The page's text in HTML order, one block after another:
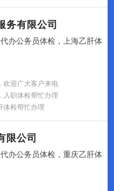
务有限公司
办公务员体检，上海乙肝体
欢迎广大客户来电
入职体检帮忙办理
体检帮忙办理
限公司
办公务员体检，重庆乙肝体